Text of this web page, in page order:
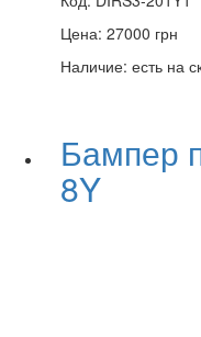
Цена: 27000 грн
Наличие: есть на
Бампер
8Y